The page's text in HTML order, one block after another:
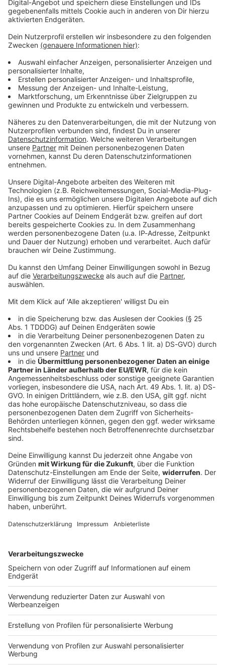
Immer auf dem Laufenden
Verpass' nichts mehr - mit unserem kostenlosen
ANTENNE BAYERN Newsletter. Ob Nachrichten,
Lifestyle oder unsere neuesten Aktionen - wir
informieren dich.
Zum Newsletter anmelden
Du möchtest uns etwas sagen?
Studio Hotline
Kontaktformular
© dpa-infocom, dpa:260525-930-126814/1
DAS KÖNNTE DICH AUCH INTERESSIEREN
Bayern
Fünf Schwerverletzte bei Verkehrsunfall bei
Straubing
ihren Fahrzeugen frontal zusammengestoßen. Ein
DEINE GEMERKTEN ARTIKEL
Du hast dir noch keine Artikel gemerkt